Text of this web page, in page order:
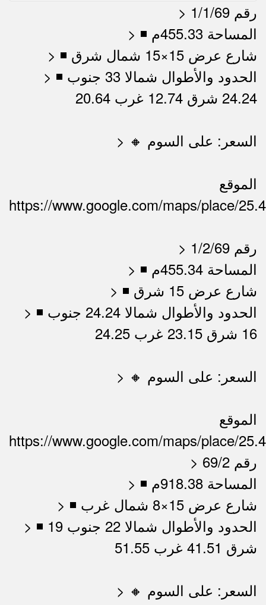
> رقم 1/1/69
> ◾ المساحة 455.33م
> ◾ شارع عرض 15×15 شمال شرق
> ◾ الحدود والأطوال شمالا 33 جنوب
24.24 شرق 12.74 غرب 20.64
> 🔸 السعر: على السوم
الموقع
https://www.google.com/maps/place/
> رقم 1/2/69
> ◾ المساحة 455.34م
> ◾ شارع عرض 15 شرق
> ◾ الحدود والأطوال شمالا 24.24 جنوب
16 شرق 23.15 غرب 24.25
> 🔸 السعر: على السوم
الموقع
https://www.google.com/maps/place/
> رقم 69/2
> ◾ المساحة 918.38م
> ◾ شارع عرض 15×8 شمال غرب
> ◾ الحدود والأطوال شمالا 22 جنوب 19
شرق 41.51 غرب 51.55
> 🔸 السعر: على السوم